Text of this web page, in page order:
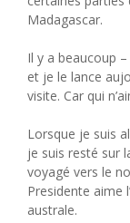
Madagascar.
Il y a beaucoup
et je le lance
visite. Car qui
Lorsque je suis
je suis resté sur
voyagé vers le
Presidente aime
australe.